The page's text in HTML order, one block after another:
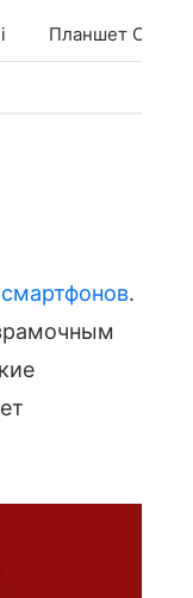
Планшет CHUWI
смартфонов.